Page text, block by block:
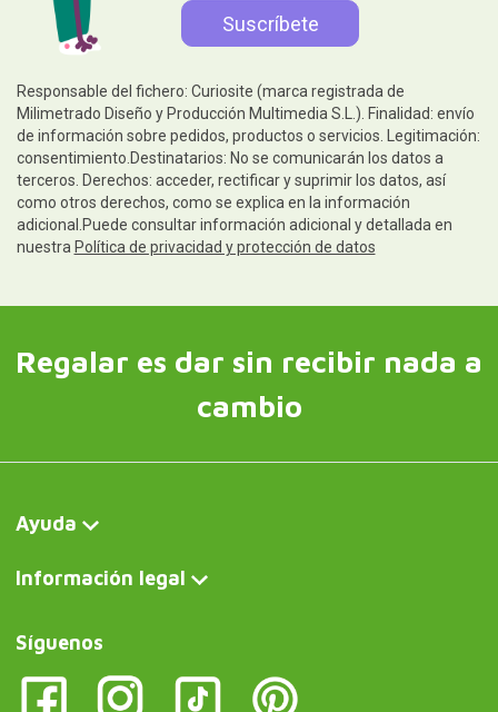
Responsable del fichero: Curiosite (marca registrada de
Milimetrado Diseño y Producción Multimedia S.L.). Finalidad: envío
de información sobre pedidos, productos o servicios. Legitimación:
consentimiento.Destinatarios: No se comunicarán los datos a
terceros. Derechos: acceder, rectificar y suprimir los datos, así
como otros derechos, como se explica en la información
adicional.Puede consultar información adicional y detallada en
nuestra Política de privacidad y protección de datos
Regalar es dar sin recibir nada a
cambio
Ayuda
Información legal
Síguenos